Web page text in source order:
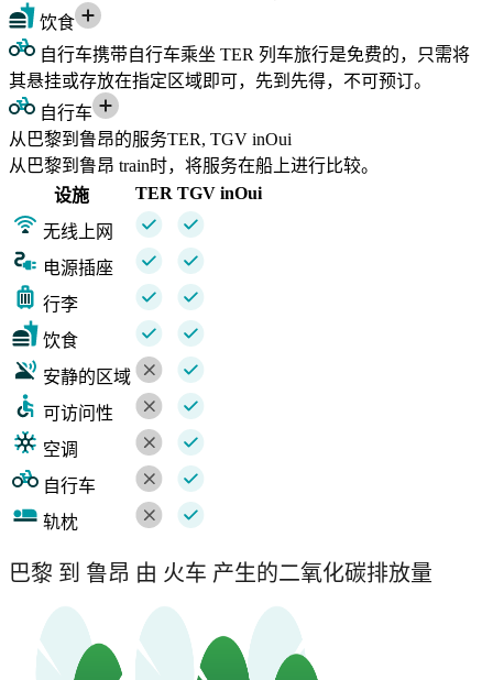
饮食
自行车携带自行车乘坐 TER 列车旅行是免费的，只需将
其悬挂或存放在指定区域即可，先到先得，不可预订。
自行车
从巴黎到鲁昂的服务TER, TGV inOui
从巴黎到鲁昂 train时，将服务在船上进行比较。
设施
TER TGV inOui
无线上网
电源插座
行李
饮食
安静的区域
可访问性
空调
自行车
轨枕
巴黎 到 鲁昂 由 火车 产生的二氧化碳排放量